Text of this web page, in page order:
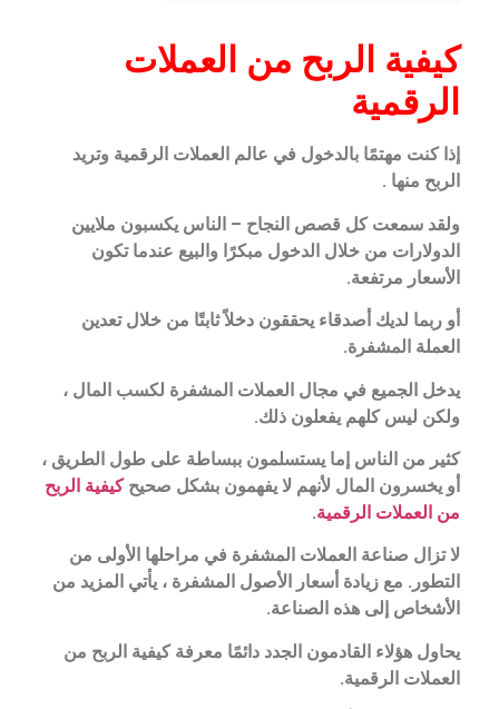
كيفية الربح من العملات
الرقمية
إذا كنت مهتمًا بالدخول في عالم العملات الرقمية وتريد
الربح منها .
ولقد سمعت كل قصص النجاح – الناس يكسبون ملايين
الدولارات من خلال الدخول مبكرًا والبيع عندما تكون
الأسعار مرتفعة.
أو ربما لديك أصدقاء يحققون دخلاً ثابتًا من خلال تعدين
العملة المشفرة.
يدخل الجميع في مجال العملات المشفرة لكسب المال ،
ولكن ليس كلهم يفعلون ذلك.
كثير من الناس إما يستسلمون ببساطة على طول الطريق ،
أو يخسرون المال لأنهم لا يفهمون بشكل صحيحكيفية الربح
من العملات الرقمية.
لا تزال صناعة العملات المشفرة في مراحلها الأولى من
التطور. مع زيادة أسعار الأصول المشفرة ، يأتي المزيد من
الأشخاص إلى هذه الصناعة.
يحاول هؤلاء القادمون الجدد دائمًا معرفة كيفية الربح من
العملات الرقمية.